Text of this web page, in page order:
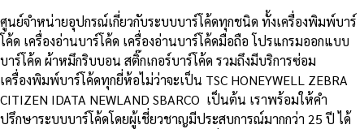
ศูนย์จําหน่ายอุปกรณ์เกี่ยวกับระบบบาร์โค้ดทุกชนิด ทั้งเครื่องพิมพ์บาร์
โค้ด เครื่องอ่านบาร์โค้ด เครื่องอ่านบาร์โค้ดมือถือ โปรแกรมออกแบบ
บาร์โค้ด ผ้าหมึกริบบอน สติ๊กเกอร์บาร์โค้ด รวมถึงมีบริการซ่อม
เครื่องพิมพ์บาร์โค้ดทุกยี่ห้อไม่ว่าจะเป็น TSC HONEYWELL ZEBRA
CITIZEN IDATA NEWLAND SBARCO เป็นต้น เราพร้อมให้คำ
ปรึกษาระบบบาร์โค้ดโดยผู้เชี่ยวชาญมีประสบการณ์มากกว่า 25 ปี ได้